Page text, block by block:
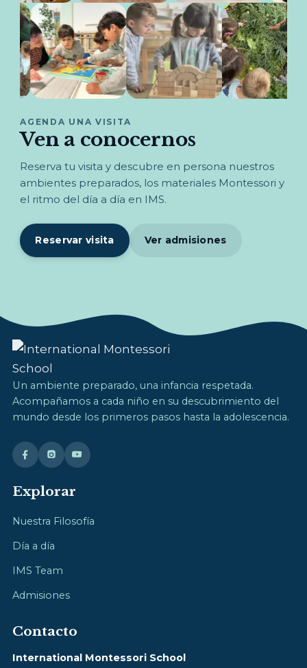
AGENDA UNA VISITA
Ven a conocernos
Reserva tu visita y descubre en persona nuestros
ambientes preparados, los materiales Montessori y
el ritmo del día a día en IMS.
Reservar visita Ver admisiones
Un ambiente preparado, una infancia respetada.
Acompañamos a cada niño en su descubrimiento del
mundo desde los primeros pasos hasta la adolescencia.
Explorar
Nuestra Filosofía
Día a día
IMS Team
Admisiones
Contacto
International Montessori School